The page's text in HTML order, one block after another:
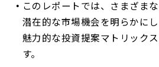
このレポートでは、さまざま
潜在的な市場機会を明らかに
魅力的な投資提案マトリック
す。